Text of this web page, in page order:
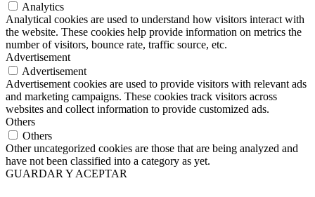
Analytics
Analytical cookies are used to understand how visitors interact with
the website. These cookies help provide information on metrics the
number of visitors, bounce rate, traffic source, etc.
Advertisement
Advertisement
Advertisement cookies are used to provide visitors with relevant ads
and marketing campaigns. These cookies track visitors across
websites and collect information to provide customized ads.
Others
Others
Other uncategorized cookies are those that are being analyzed and
have not been classified into a category as yet.
GUARDAR Y ACEPTAR